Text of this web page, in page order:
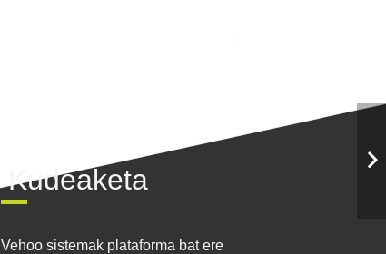
Kudeaketa
Vehoo sistemak plataforma bat ere